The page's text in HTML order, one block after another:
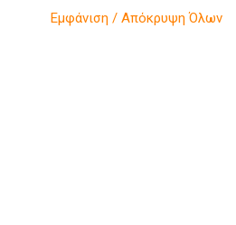
Εμφάνιση / Απόκρυψη Όλων